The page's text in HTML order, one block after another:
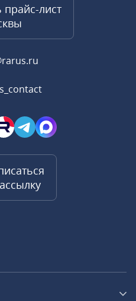
прайс-лист